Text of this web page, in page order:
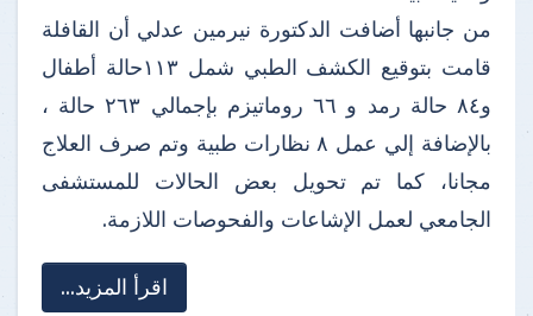
من جانبها أضافت الدكتورة نيرمين عدلي أن القافلة
قامت بتوقيع الكشف الطبي شمل ١١٣حالة أطفال
و٨٤ حالة رمد و ٦٦ روماتيزم بإجمالي ٢٦٣ حالة ،
بالإضافة إلي عمل ٨ نظارات طبية وتم صرف العلاج
مجانا، كما تم تحويل بعض الحالات للمستشفى
الجامعي لعمل الإشاعات والفحوصات اللازمة.
اقرأ المزيد...